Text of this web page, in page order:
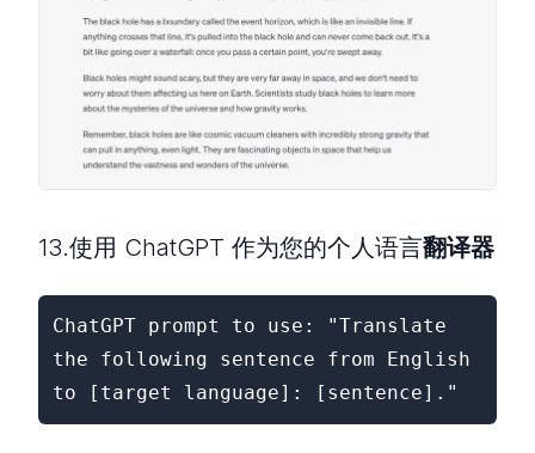
13.使用 ChatGPT 作为您的个人语言翻译器
ChatGPT prompt to use: "Translate
the following sentence from English
to [target language]: [sentence]."